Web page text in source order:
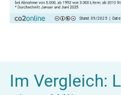
Im Vergleich: